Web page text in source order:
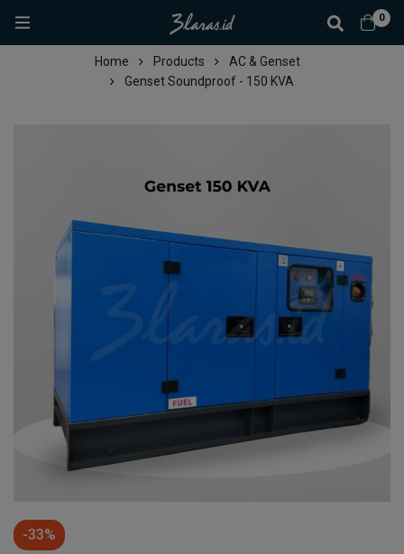
0
Home Products
AC & Genset
Genset Soundproof - 150 KVA
-33%